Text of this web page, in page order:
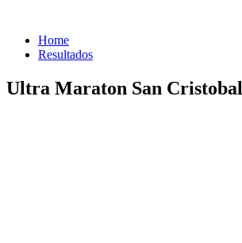
Home
Resultados
Ultra Maraton San Cristobal